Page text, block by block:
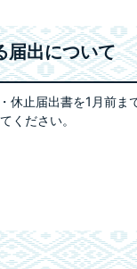
届出について
止届出書を1月前ま
ください。